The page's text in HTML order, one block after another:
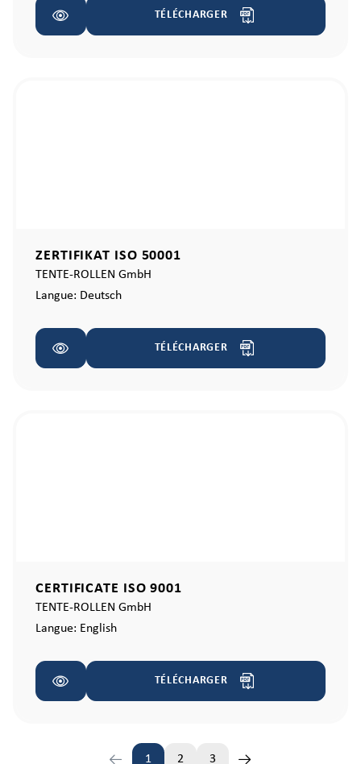
TÉLÉCHARGER
ZERTIFIKAT ISO 50001
TENTE-ROLLEN GmbH
Langue: Deutsch
TÉLÉCHARGER
CERTIFICATE ISO 9001
TENTE-ROLLEN GmbH
Langue: English
TÉLÉCHARGER
1 2 3